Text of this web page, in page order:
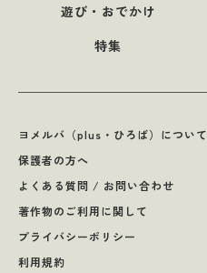
遊び・おでかけ
特集
ヨメルバ（plus・ひろば）について
保護者の方へ
よくある質問 / お問い合わせ
著作物のご利用に関して
プライバシーポリシー
利用規約